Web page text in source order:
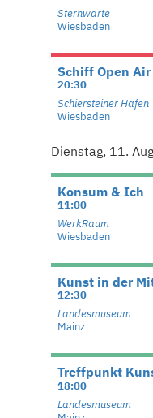
Sternwarte
Wiesbaden
Schiff Open
20:30
Schiersteiner Hafen
Wiesbaden
Dienstag, 11.
Konsum & Ich
11:00
WerkRaum
Wiesbaden
Kunst in der
12:30
Landesmuseum
Mainz
Treffpunkt
18:00
Landesmuseum